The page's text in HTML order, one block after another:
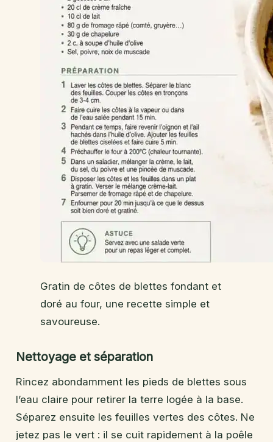
Gratin de côtes de blettes fondant et
doré au four, une recette simple et
savoureuse.
Nettoyage et séparation
Rincez abondamment les pieds de blettes sous
l’eau claire pour retirer la terre logée à la base.
Séparez ensuite les feuilles vertes des côtes. Ne
jetez pas le vert : il se cuit rapidement à la poêle